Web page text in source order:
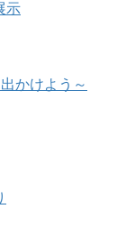
示
かけよう～